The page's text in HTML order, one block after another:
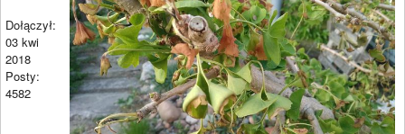
Dołączył:
03 kwi
2018
Posty:
4582